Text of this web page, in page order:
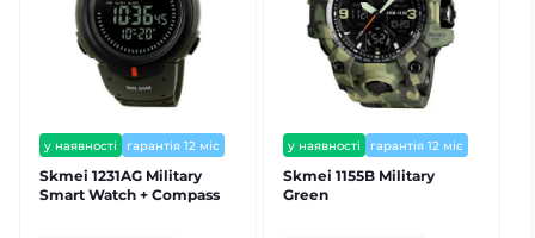
у наявності гарантія 12 міс
Skmei 1231AG Military
Smart Watch + Compass
у наявності гарантія 12 міс
Skmei 1155B Military
Green